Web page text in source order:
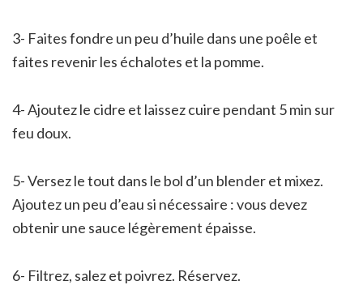
3- Faites fondre un peu d’huile dans une poêle et
faites revenir les échalotes et la pomme.
4- Ajoutez le cidre et laissez cuire pendant 5 min sur
feu doux.
5- Versez le tout dans le bol d’un blender et mixez.
Ajoutez un peu d’eau si nécessaire : vous devez
obtenir une sauce légèrement épaisse.
6- Filtrez, salez et poivrez. Réservez.